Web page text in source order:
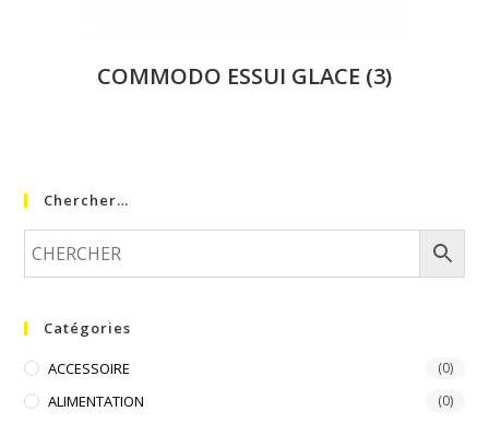
COMMODO ESSUI GLACE (3)
Chercher…
Catégories
ACCESSOIRE (0)
ALIMENTATION (0)